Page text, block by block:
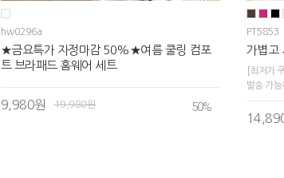
hw0296a
★금요특가 자정마감 50%★여름 쿨링 컴포
트 브라패드 홈웨어 세트
9,980원 19,980원 50%
PT5853
가볍고
[최저가
발송 가